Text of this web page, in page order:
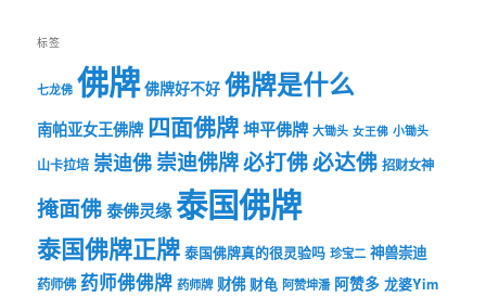
标签
七龙佛 佛牌 佛牌好不好 佛牌是什么
南帕亚女王佛牌 四面佛牌坤平佛牌 大锄头 女王佛 小锄头
山卡拉培 崇迪佛崇迪佛牌必打佛必达佛 招财女神
掩面佛泰佛灵缘泰国佛牌
泰国佛牌正牌 泰国佛牌真的很灵验吗 珍宝二 神兽崇迪
药师佛 药师佛佛牌 药师牌 财佛 财龟 阿赞坤潘 阿赞多 龙婆Yim